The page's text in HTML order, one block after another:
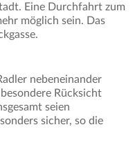
Eine Durchfahrt zum
möglich sein. Das
nebeneinander
Rücksicht
seien
sicher, so die